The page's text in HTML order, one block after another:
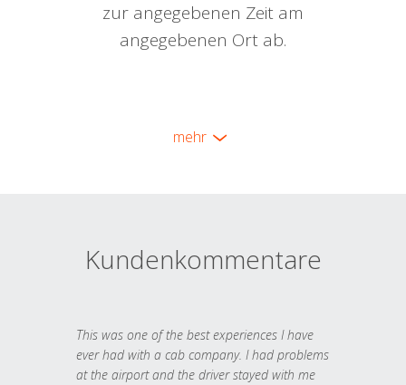
zur angegebenen Zeit am
angegebenen Ort ab.
mehr
Kundenkommentare
This was one of the best experiences I have
ever had with a cab company. I had problems
at the airport and the driver stayed with me